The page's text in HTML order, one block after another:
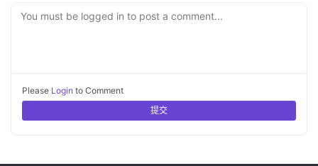
You must be logged in to post a comment...
Please Login to Comment
提交